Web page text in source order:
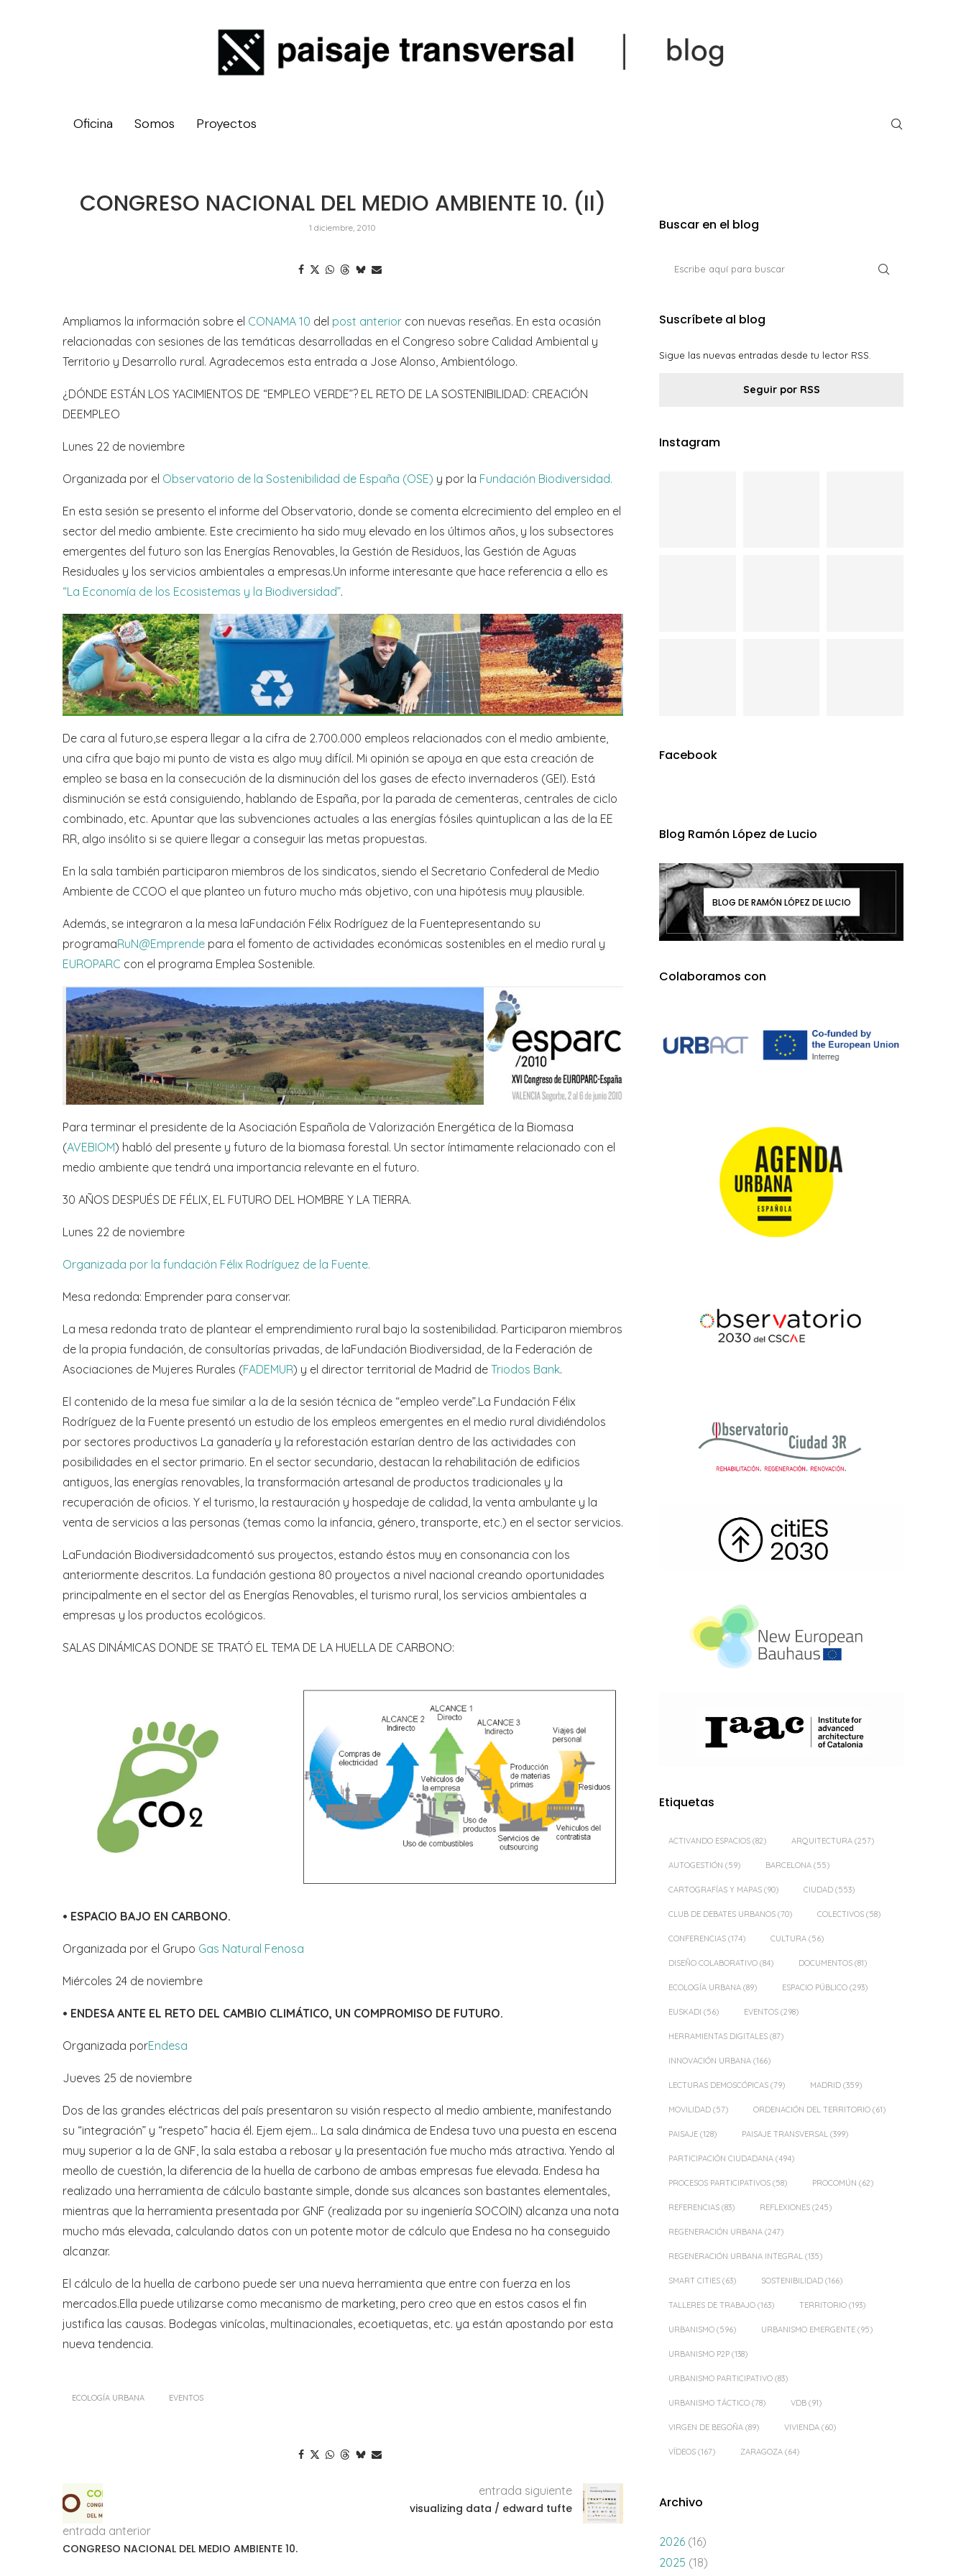
Oficina Somos Proyectos
CONGRESO NACIONAL DEL MEDIO AMBIENTE 10. (II)
1 diciembre, 2010
Ampliamos la información sobre el CONAMA 10 del post anterior con nuevas reseñas. En esta ocasión
relacionadas con sesiones de las temáticas desarrolladas en el Congreso sobre Calidad Ambiental y
Territorio y Desarrollo rural. Agradecemos esta entrada a Jose Alonso, Ambientólogo.
¿DÓNDE ESTÁN LOS YACIMIENTOS DE “EMPLEO VERDE”? EL RETO DE LA SOSTENIBILIDAD: CREACIÓN
DEEMPLEO
Lunes 22 de noviembre
Organizada por el Observatorio de la Sostenibilidad de España (OSE) y por la Fundación Biodiversidad.
En esta sesión se presento el informe del Observatorio, donde se comenta elcrecimiento del empleo en el
sector del medio ambiente. Este crecimiento ha sido muy elevado en los últimos años, y los subsectores
emergentes del futuro son las Energías Renovables, la Gestión de Residuos, las Gestión de Aguas
Residuales y los servicios ambientales a empresas.Un informe interesante que hace referencia a ello es
“La Economía de los Ecosistemas y la Biodiversidad”.
De cara al futuro,se espera llegar a la cifra de 2.700.000 empleos relacionados con el medio ambiente,
una cifra que bajo mi punto de vista es algo muy difícil. Mi opinión se apoya en que esta creación de
empleo se basa en la consecución de la disminución del los gases de efecto invernaderos (GEI). Está
disminución se está consiguiendo, hablando de España, por la parada de cementeras, centrales de ciclo
combinado, etc. Apuntar que las subvenciones actuales a las energías fósiles quintuplican a las de la EE
RR, algo insólito si se quiere llegar a conseguir las metas propuestas.
En la sala también participaron miembros de los sindicatos, siendo el Secretario Confederal de Medio
Ambiente de CCOO el que planteo un futuro mucho más objetivo, con una hipótesis muy plausible.
Además, se integraron a la mesa laFundación Félix Rodríguez de la Fuentepresentando su
programaRuN@Emprende para el fomento de actividades económicas sostenibles en el medio rural y
EUROPARC con el programa Emplea Sostenible.
Para terminar el presidente de la Asociación Española de Valorización Energética de la Biomasa
(AVEBIOM) habló del presente y futuro de la biomasa forestal. Un sector íntimamente relacionado con el
medio ambiente que tendrá una importancia relevante en el futuro.
30 AÑOS DESPUÉS DE FÉLIX, EL FUTURO DEL HOMBRE Y LA TIERRA.
Lunes 22 de noviembre
Organizada por la fundación Félix Rodríguez de la Fuente.
Mesa redonda: Emprender para conservar.
La mesa redonda trato de plantear el emprendimiento rural bajo la sostenibilidad. Participaron miembros
de la propia fundación, de consultorías privadas, de laFundación Biodiversidad, de la Federación de
Asociaciones de Mujeres Rurales (FADEMUR) y el director territorial de Madrid de Triodos Bank.
El contenido de la mesa fue similar a la de la sesión técnica de “empleo verde”.La Fundación Félix
Rodríguez de la Fuente presentó un estudio de los empleos emergentes en el medio rural dividiéndolos
por sectores productivos La ganadería y la reforestación estarían dentro de las actividades con
posibilidades en el sector primario. En el sector secundario, destacan la rehabilitación de edificios
antiguos, las energías renovables, la transformación artesanal de productos tradicionales y la
recuperación de oficios. Y el turismo, la restauración y hospedaje de calidad, la venta ambulante y la
venta de servicios a las personas (temas como la infancia, género, transporte, etc.) en el sector servicios.
LaFundación Biodiversidadcomentó sus proyectos, estando éstos muy en consonancia con los
anteriormente descritos. La fundación gestiona 80 proyectos a nivel nacional creando oportunidades
principalmente en el sector del as Energías Renovables, el turismo rural, los servicios ambientales a
empresas y los productos ecológicos.
SALAS DINÁMICAS DONDE SE TRATÓ EL TEMA DE LA HUELLA DE CARBONO:
• ESPACIO BAJO EN CARBONO.
Organizada por el Grupo Gas Natural Fenosa
Miércoles 24 de noviembre
• ENDESA ANTE EL RETO DEL CAMBIO CLIMÁTICO, UN COMPROMISO DE FUTURO.
Organizada porEndesa
Jueves 25 de noviembre
Dos de las grandes eléctricas del país presentaron su visión respecto al medio ambiente, manifestando
su “integración” y “respeto” hacia él. Ejem ejem… La sala dinámica de Endesa tuvo una puesta en escena
muy superior a la de GNF, la sala estaba a rebosar y la presentación fue mucho más atractiva. Yendo al
meollo de cuestión, la diferencia de la huella de carbono de ambas empresas fue elevada. Endesa ha
realizado una herramienta de cálculo bastante simple, donde sus alcances son bastantes elementales,
mientras que la herramienta presentada por GNF (realizada por su ingeniería SOCOIN) alcanza una nota
mucho más elevada, calculando datos con un potente motor de cálculo que Endesa no ha conseguido
alcanzar.
El cálculo de la huella de carbono puede ser una nueva herramienta que entre con fuerza en los
mercados.Ella puede utilizarse como mecanismo de marketing, pero creo que en estos casos el fin
justifica las causas. Bodegas vinícolas, multinacionales, ecoetiquetas, etc. ya están apostando por esta
nueva tendencia.
ECOLOGÍA URBANA EVENTOS
entrada anterior
CONGRESO NACIONAL DEL MEDIO AMBIENTE 10.
entrada siguiente
visualizing data / edward tufte
Buscar en el blog
Suscríbete al blog
Sigue las nuevas entradas desde tu lector RSS.
Seguir por RSS
Instagram
Facebook
Blog Ramón López de Lucio
BLOG DE RAMÓN LÓPEZ DE LUCIO
Colaboramos con
Etiquetas
ACTIVANDO ESPACIOS (82) ARQUITECTURA (257)
AUTOGESTIÓN (59) BARCELONA (55)
CARTOGRAFÍAS Y MAPAS (90) CIUDAD (553)
CLUB DE DEBATES URBANOS (70) COLECTIVOS (58)
CONFERENCIAS (174) CULTURA (56)
DISEÑO COLABORATIVO (84) DOCUMENTOS (81)
ECOLOGÍA URBANA (89) ESPACIO PÚBLICO (293)
EUSKADI (56) EVENTOS (298)
HERRAMIENTAS DIGITALES (87)
INNOVACIÓN URBANA (166)
LECTURAS DEMOSCÓPICAS (79) MADRID (359)
MOVILIDAD (57) ORDENACIÓN DEL TERRITORIO (61)
PAISAJE (128) PAISAJE TRANSVERSAL (399)
PARTICIPACIÓN CIUDADANA (494)
PROCESOS PARTICIPATIVOS (58) PROCOMÚN (62)
REFERENCIAS (83) REFLEXIONES (245)
REGENERACIÓN URBANA (247)
REGENERACIÓN URBANA INTEGRAL (135)
SMART CITIES (63) SOSTENIBILIDAD (166)
TALLERES DE TRABAJO (163) TERRITORIO (193)
URBANISMO (596) URBANISMO EMERGENTE (95)
URBANISMO P2P (138)
URBANISMO PARTICIPATIVO (83)
URBANISMO TÁCTICO (78) VDB (91)
VIRGEN DE BEGOÑA (89) VIVIENDA (60)
VÍDEOS (167) ZARAGOZA (64)
Archivo
2026 (16)
2025 (18)